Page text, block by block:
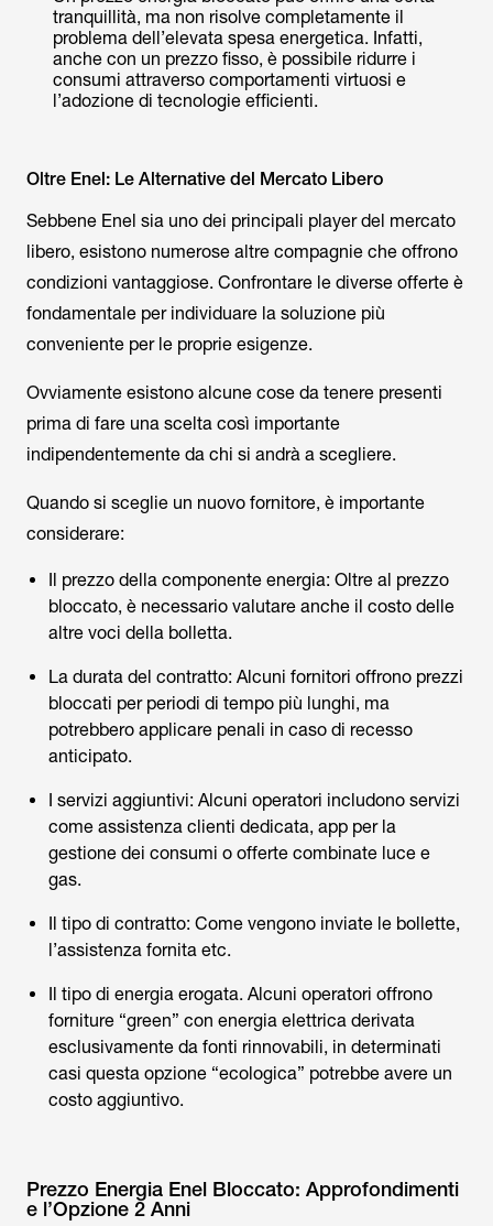
tranquillità, ma non risolve completamente il
problema dell’elevata spesa energetica. Infatti,
anche con un prezzo fisso, è possibile ridurre i
consumi attraverso comportamenti virtuosi e
l’adozione di tecnologie efficienti.
Oltre Enel: Le Alternative del Mercato Libero
Sebbene Enel sia uno dei principali player del mercato
libero, esistono numerose altre compagnie che offrono
condizioni vantaggiose. Confrontare le diverse offerte è
fondamentale per individuare la soluzione più
conveniente per le proprie esigenze.
Ovviamente esistono alcune cose da tenere presenti
prima di fare una scelta così importante
indipendentemente da chi si andrà a scegliere.
Quando si sceglie un nuovo fornitore, è importante
considerare:
Il prezzo della componente energia: Oltre al prezzo
bloccato, è necessario valutare anche il costo delle
altre voci della bolletta.
La durata del contratto: Alcuni fornitori offrono prezzi
bloccati per periodi di tempo più lunghi, ma
potrebbero applicare penali in caso di recesso
anticipato.
I servizi aggiuntivi: Alcuni operatori includono servizi
come assistenza clienti dedicata, app per la
gestione dei consumi o offerte combinate luce e
gas.
Il tipo di contratto: Come vengono inviate le bollette,
l’assistenza fornita etc.
Il tipo di energia erogata. Alcuni operatori offrono
forniture “green” con energia elettrica derivata
esclusivamente da fonti rinnovabili, in determinati
casi questa opzione “ecologica” potrebbe avere un
costo aggiuntivo.
Prezzo Energia Enel Bloccato: Approfondimenti
e l’Opzione 2 Anni